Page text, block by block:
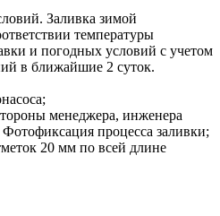
Заливка зимой
температуры
и погодных условий с учетом
в ближайшие 2 суток.
менеджера, инженера
Фотофиксация процесса заливки;
20 мм по всей длине